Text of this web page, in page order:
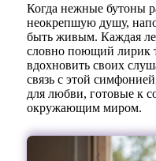
Когда нежные бутоны
неокрепшую душу,
быть живым. Каждая
словно поющий лирик
вдохновить своих
связь с этой
для любви, готовые к
окружающим миром.